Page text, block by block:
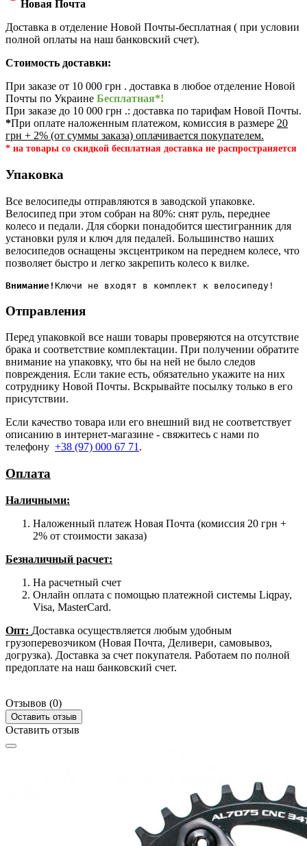
Новая Почта
Доставка в отделение Новой Почты-бесплатная ( при условии
полной оплаты на наш банковский счет).
Стоимость доставки:
При заказе от 10 000 грн . доставка в любое отделение Новой
Почты по Украине Бесплатная*!
При заказе до 10 000 грн .: доставка по тарифам Новой Почты.
*При оплате наложенным платежом, комиссия в размере 20
грн + 2% (от суммы заказа) оплачивается покупателем.
* на товары со скидкой бесплатная доставка не распространяется
Упаковка
Все велосипеды отправляются в заводской упаковке.
Велосипед при этом собран на 80%: снят руль, переднее
колесо и педали. Для сборки понадобится шестигранник для
установки руля и ключ для педалей. Большинство наших
велосипедов оснащены эксцентриком на переднем колесе, что
позволяет быстро и легко закрепить колесо к вилке.
Внимание!
Отправления
Перед упаковкой все наши товары проверяются на отсутствие
брака и соответствие комплектации. При получении обратите
внимание на упаковку, что бы на ней не было следов
повреждения. Если такие есть, обязательно укажите на них
сотруднику Новой Почты. Вскрывайте посылку только в его
присутствии.
Если качество товара или его внешний вид не соответствует
описанию в интернет-магазине - свяжитесь с нами по
телефону +38 (97) 000 67 71 .
Оплата
Наличными:
Наложенный платеж Новая Почта (комиссия 20 грн +
2% от стоимости заказа)
Безналичный расчет:
На расчетный счет
Онлайн оплата с помощью платежной системы Liqpay,
Visa, MasterCard.
Опт: Доставка осуществляется любым удобным
грузоперевозчиком (Новая Почта, Деливери, самовывоз,
догрузка). Доставка за счет покупателя. Работаем по полной
предоплате на наш банковский счет.
Отзывов (0)
Оставить отзыв
Оставить отзыв